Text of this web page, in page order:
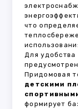
что
Для
Придомовая
детскими
формирует